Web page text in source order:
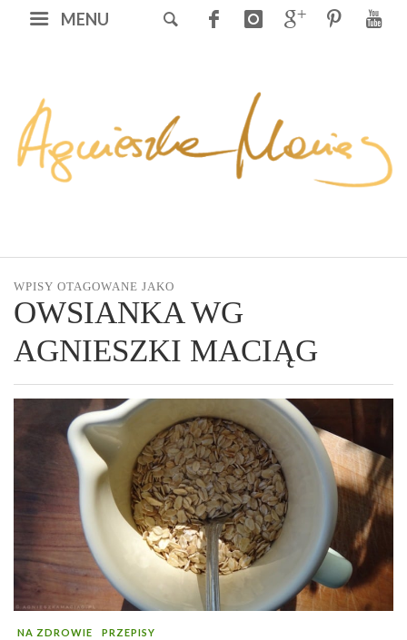
MENU
WPISY OTAGOWANE JAKO
OWSIANKA WG
AGNIESZKI MACIĄG
NA ZDROWIE PRZEPISY